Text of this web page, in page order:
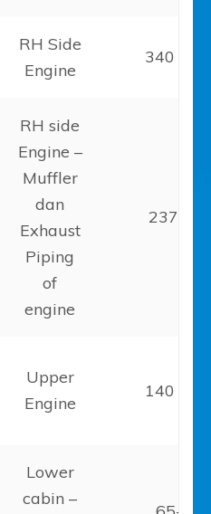
RH Side
Engine
340 –
RH side
Engine –
Muffler
dan
Exhaust
Piping
of
engine
237 -
Upper
Engine
140 –
Lower
cabin –